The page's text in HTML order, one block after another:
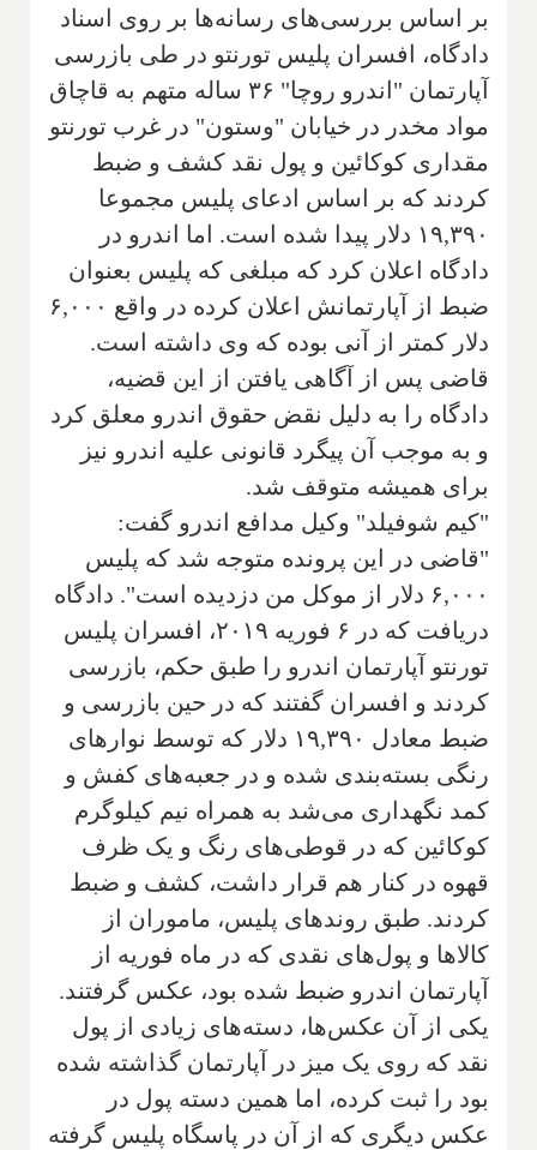
بر اساس بررسی‌های رسانه‌ها بر روی اسناد
دادگاه، افسران پلیس تورنتو در طی بازرسی
آپارتمان "اندرو روچا" ۳۶ ساله متهم به قاچاق
مواد مخدر در خیابان "وستون" در غرب تورنتو
مقداری کوکائین و پول نقد کشف و ضبط
کردند که بر اساس ادعای پلیس مجموعا
۱۹,۳۹۰ دلار پیدا شده است. اما اندرو در
دادگاه اعلان کرد که مبلغی که پلیس بعنوان
ضبط از آپارتمانش اعلان کرده در واقع ۶,۰۰۰
دلار کمتر از آنی بوده که وی داشته است.
قاضی پس از آگاهی یافتن از این قضیه،
دادگاه را به دلیل نقض حقوق اندرو معلق کرد
و به موجب آن پیگرد قانونی علیه اندرو نیز
برای همیشه متوقف شد.
"کیم شوفیلد" وکیل مدافع اندرو گفت:
"قاضی در این پرونده متوجه شد که پلیس
۶,۰۰۰ دلار از موکل من دزدیده است". دادگاه
دریافت که در ۶ فوریه ۲۰۱۹، افسران پلیس
تورنتو آپارتمان اندرو را طبق حکم، بازرسی
کردند و افسران گفتند که در حین بازرسی و
ضبط معادل ۱۹,۳۹۰ دلار که توسط نوارهای
رنگی بسته‌بندی شده و در جعبه‌های کفش و
کمد نگهداری می‌شد به همراه نیم کیلوگرم
کوکائین که در قوطی‌های رنگ و یک ظرف
قهوه در کنار هم قرار داشت، کشف و ضبط
کردند. طبق روندهای پلیس، ماموران از
کالاها و پول‌های نقدی که در ماه فوریه از
آپارتمان اندرو ضبط شده بود، عکس گرفتند.
یکی از آن عکس‌ها، دسته‌های زیادی از پول
نقد که روی یک میز در آپارتمان گذاشته شده
بود را ثبت کرده، اما همین دسته پول در
عکس دیگری که از آن در پاسگاه پلیس گرفته